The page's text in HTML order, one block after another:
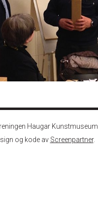
Haugar Kunstmuseum.
og kode av Screenpartner.